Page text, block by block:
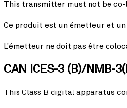
This transmitter must not be
Ce produit est un émetteur et
L'émetteur ne doit pas être
CAN ICES-3 (B)/NMB-
This Class B digital apparatus